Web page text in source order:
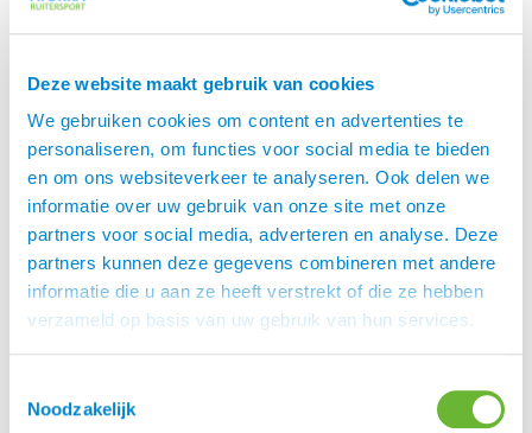
Deze website maakt gebruik van cookies
We gebruiken cookies om content en advertenties te
personaliseren, om functies voor social media te bieden
en om ons websiteverkeer te analyseren. Ook delen we
informatie over uw gebruik van onze site met onze
partners voor social media, adverteren en analyse. Deze
partners kunnen deze gegevens combineren met andere
informatie die u aan ze heeft verstrekt of die ze hebben
verzameld op basis van uw gebruik van hun services.
Noodzakelijk
HELTIE horse® Zalmolie mag als topdressing over
in de mond worden ingebracht. Bouw de dosering
rustig op, sommige paarden dienen even te
wennen aan de smaak. Niet in de volle zon
bewaren en goed afsluiten.
Dosering:
Laag (onderhoud): 30 ml per dag
Hoog: 45 ml per dag voor pony’s en 60 ml per
dag voor paarden
Visolie is een geschikte voedingsbron voor